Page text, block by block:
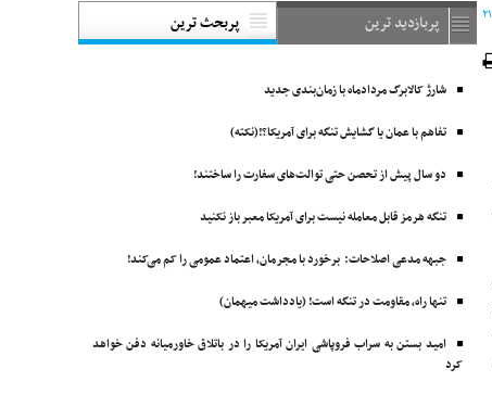
پربازدید ترین پربحث ترین
شارژ کالابرگ مردادماه با زمان‌بندی جدید
تفاهم با عمان یا گشایش تنگه برای آمریکا؟!(نکته)
دو سال پیش از تحصن حتی توالت‌های سفارت را ساختند!
تنگه هرمز قابل معامله نیست برای آمریکا معبر باز نکنید
جبهه مدعی اصلاحات: برخورد با مجرمان، اعتماد عمومی را کم می‌کند!
تنها راه، مقاومت در تنگه است! (یادداشت میهمان)
امید بستن به سراب فروپاشی ایران آمریکا را در باتلاق خاورمیانه دفن خواهد
کرد